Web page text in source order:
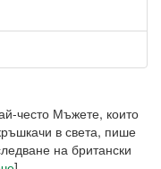
често Мъжете, които
в света, пише
на британски